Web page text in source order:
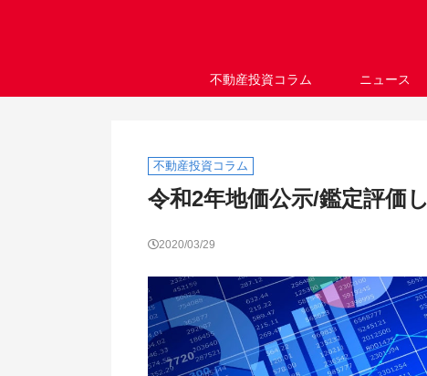
不動産投資コラム ニュース
不動産投資コラム
令和2年地価公示/鑑定評価
2020/03/29